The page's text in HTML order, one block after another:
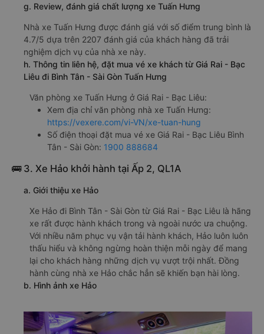
g. Review, đánh giá chất lượng xe Tuấn Hưng
Nhà xe Tuấn Hưng được đánh giá với số điểm trung bình là
4.7/5 dựa trên 2207 đánh giá của khách hàng đã trải
nghiệm dịch vụ của nhà xe này.
h. Thông tin liên hệ, đặt mua vé xe khách từ Giá Rai - Bạc
Liêu đi Bình Tân - Sài Gòn Tuấn Hưng
Văn phòng xe Tuấn Hưng ở Giá Rai - Bạc Liêu:
Xem địa chỉ văn phòng nhà xe Tuấn Hưng:
https://vexere.com/vi-VN/xe-tuan-hung
Số điện thoại đặt mua vé xe Giá Rai - Bạc Liêu Bình
Tân - Sài Gòn: 1900 888684
🚌 3. Xe Hảo khởi hành tại Ấp 2, QL1A
a. Giới thiệu xe Hảo
Xe Hảo đi Bình Tân - Sài Gòn từ Giá Rai - Bạc Liêu là hãng
xe rất được hành khách trong và ngoài nước ưa chuộng.
Với nhiều năm phục vụ vận tải hành khách, Hảo luôn luôn
thấu hiểu và không ngừng hoàn thiện mỗi ngày để mang
lại cho khách hàng những dịch vụ vượt trội nhất. Đồng
hành cùng nhà xe Hảo chắc hẳn sẽ khiến bạn hài lòng.
b. Hình ảnh xe Hảo